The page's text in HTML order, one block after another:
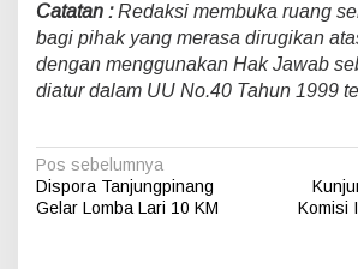
Catatan :Redaksi membuka ruang
bagi pihak yang merasa dirugikan
dengan menggunakan Hak Jawab
diatur dalam UU No.40 Tahun 1999
N
a
Pos sebelumnya
Dispora Tanjungpinang
Gelar Lomba Lari 10 KM
Komisi